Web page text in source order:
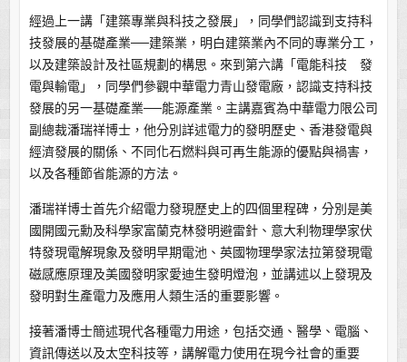
經過上一講「建築專業與科技之發展」，同學們認識到支持科
技發展的基礎產業──建築業，明白建築業內不同的專業分工，
以及建築設計及社區規劃的構思。來到第六講「電能科技 發
電與輸電」，同學們參觀中華電力青山發電廠，認識支持科技
發展的另一基礎產業──能源產業。主講嘉賓為中華電力限公司
副總裁潘瑞祥博士，他分別詳述電力的發明歷史、香港發電與
經濟發展的關係、不同化石燃料與可再生能源的優點與禍害，
以及各種節省能源的方法。
潘瑞祥博士首先介紹電力發現歷史上的四個里程碑，分別是美
國開國元勳及科學家富蘭克林發明避雷針、意大利物理學家伏
特發現電解現象及發明早期電池、英國物理學家法拉第發現電
磁感應原理及美國發明家愛迪生發明燈泡，並講述以上發現及
發明對生產電力及應用人類生活的重要影響。
接著潘博士簡述現代各種電力用途，包括交通、醫學、電腦、
資訊傳送以及太空科技等，講解電力使用在現今社會的重要